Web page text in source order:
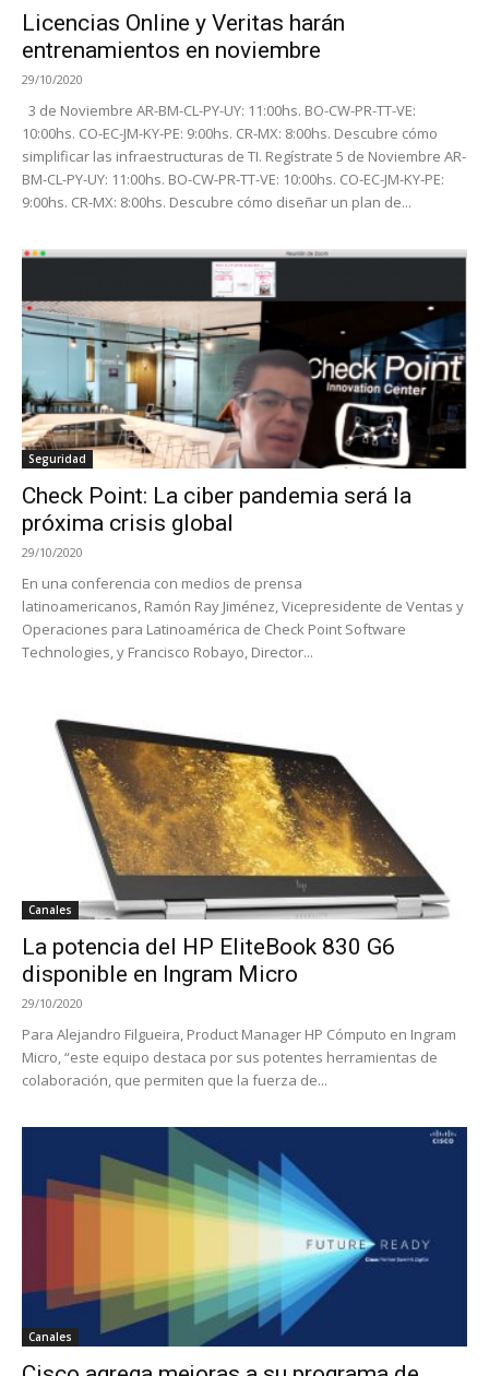
Licencias Online y Veritas harán
entrenamientos en noviembre
29/10/2020
3 de Noviembre AR-BM-CL-PY-UY: 11:00hs. BO-CW-PR-TT-VE:
10:00hs. CO-EC-JM-KY-PE: 9:00hs. CR-MX: 8:00hs. Descubre cómo
simplificar las infraestructuras de TI. Regístrate 5 de Noviembre AR-
BM-CL-PY-UY: 11:00hs. BO-CW-PR-TT-VE: 10:00hs. CO-EC-JM-KY-PE:
9:00hs. CR-MX: 8:00hs. Descubre cómo diseñar un plan de...
Seguridad
Check Point: La ciber pandemia será la
próxima crisis global
29/10/2020
En una conferencia con medios de prensa
latinoamericanos, Ramón Ray Jiménez, Vicepresidente de Ventas y
Operaciones para Latinoamérica de Check Point Software
Technologies, y Francisco Robayo, Director...
Canales
La potencia del HP EliteBook 830 G6
disponible en Ingram Micro
29/10/2020
Para Alejandro Filgueira, Product Manager HP Cómputo en Ingram
Micro, “este equipo destaca por sus potentes herramientas de
colaboración, que permiten que la fuerza de...
Canales